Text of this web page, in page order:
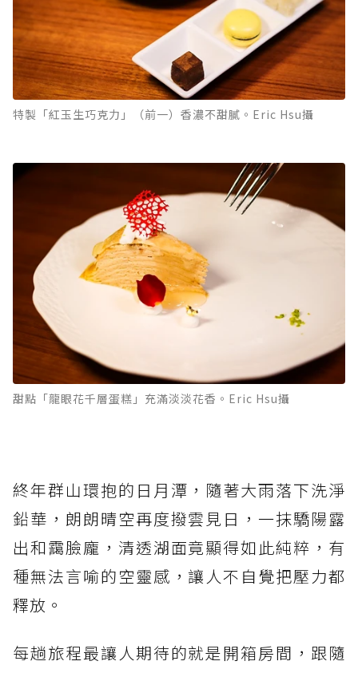
特製「紅玉生巧克力」（前一）香濃不甜膩。Eric Hsu攝
甜點「龍眼花千層蛋糕」充滿淡淡花香。Eric Hsu攝
終年群山環抱的日月潭，隨著大雨落下洗淨
鉛華，朗朗晴空再度撥雲見日，一抹驕陽露
出和靄臉龐，清透湖面竟顯得如此純粹，有
種無法言喻的空靈感，讓人不自覺把壓力都
釋放。
每趟旅程最讓人期待的就是開箱房間，跟隨